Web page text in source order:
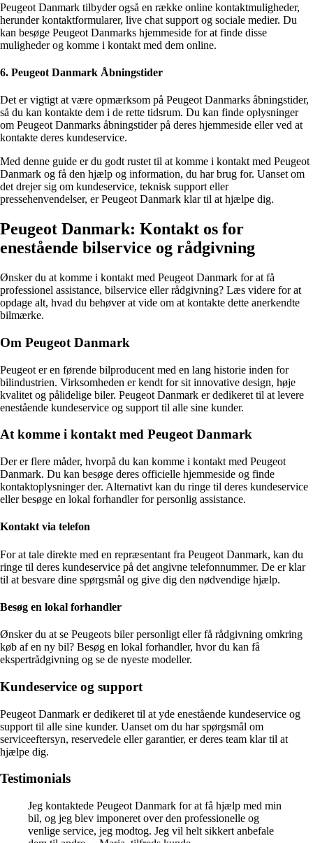
Peugeot Danmark tilbyder også en række online kontaktmuligheder,
herunder kontaktformularer, live chat support og sociale medier. Du
kan besøge Peugeot Danmarks hjemmeside for at finde disse
muligheder og komme i kontakt med dem online.
6. Peugeot Danmark Åbningstider
Det er vigtigt at være opmærksom på Peugeot Danmarks åbningstider,
så du kan kontakte dem i de rette tidsrum. Du kan finde oplysninger
om Peugeot Danmarks åbningstider på deres hjemmeside eller ved at
kontakte deres kundeservice.
Med denne guide er du godt rustet til at komme i kontakt med Peugeot
Danmark og få den hjælp og information, du har brug for. Uanset om
det drejer sig om kundeservice, teknisk support eller
pressehenvendelser, er Peugeot Danmark klar til at hjælpe dig.
Peugeot Danmark: Kontakt os for
enestående bilservice og rådgivning
Ønsker du at komme i kontakt med Peugeot Danmark for at få
professionel assistance, bilservice eller rådgivning? Læs videre for at
opdage alt, hvad du behøver at vide om at kontakte dette anerkendte
bilmærke.
Om Peugeot Danmark
Peugeot er en førende bilproducent med en lang historie inden for
bilindustrien. Virksomheden er kendt for sit innovative design, høje
kvalitet og pålidelige biler. Peugeot Danmark er dedikeret til at levere
enestående kundeservice og support til alle sine kunder.
At komme i kontakt med Peugeot Danmark
Der er flere måder, hvorpå du kan komme i kontakt med Peugeot
Danmark. Du kan besøge deres officielle hjemmeside og finde
kontaktoplysninger der. Alternativt kan du ringe til deres kundeservice
eller besøge en lokal forhandler for personlig assistance.
Kontakt via telefon
For at tale direkte med en repræsentant fra Peugeot Danmark, kan du
ringe til deres kundeservice på det angivne telefonnummer. De er klar
til at besvare dine spørgsmål og give dig den nødvendige hjælp.
Besøg en lokal forhandler
Ønsker du at se Peugeots biler personligt eller få rådgivning omkring
køb af en ny bil? Besøg en lokal forhandler, hvor du kan få
ekspertrådgivning og se de nyeste modeller.
Kundeservice og support
Peugeot Danmark er dedikeret til at yde enestående kundeservice og
support til alle sine kunder. Uanset om du har spørgsmål om
serviceeftersyn, reservedele eller garantier, er deres team klar til at
hjælpe dig.
Testimonials
Jeg kontaktede Peugeot Danmark for at få hjælp med min
bil, og jeg blev imponeret over den professionelle og
venlige service, jeg modtog. Jeg vil helt sikkert anbefale